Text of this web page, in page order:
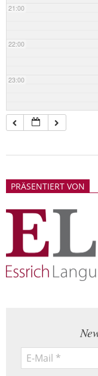
21:00
22:00
23:00
21PRÄSENTIERT VON